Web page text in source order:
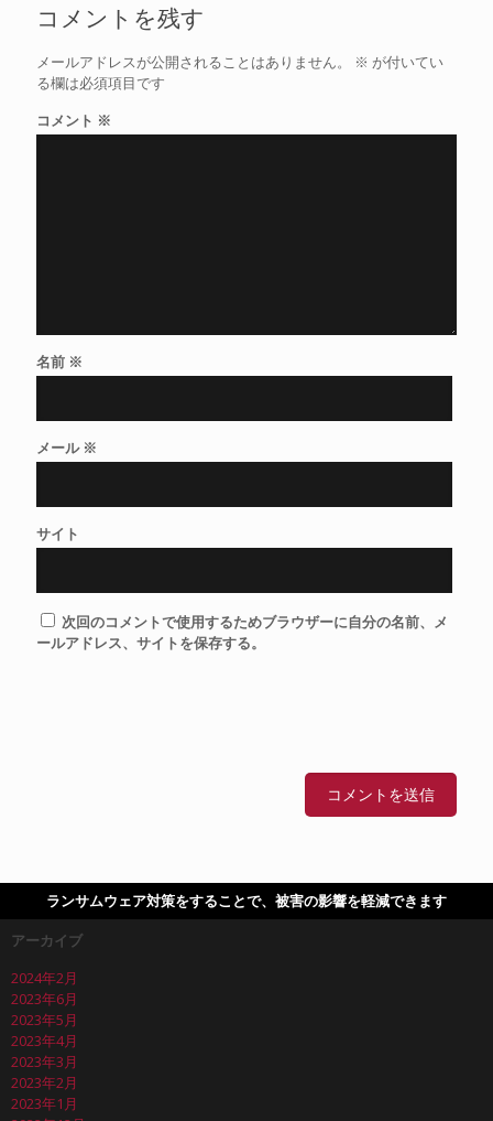
コメントを残す
メールアドレスが公開されることはありません。 ※ が付いてい
る欄は必須項目です
コメント ※
名前 ※
メール ※
サイト
次回のコメントで使用するためブラウザーに自分の名前、メ
ールアドレス、サイトを保存する。
ランサムウェア対策をすることで、被害の影響を軽減できます
アーカイブ
2024年2月
2023年6月
2023年5月
2023年4月
2023年3月
2023年2月
2023年1月